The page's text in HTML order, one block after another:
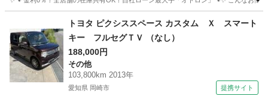
ヴェルファイア 車両
トヨタ ピクシススペース カスタム Ｘ スマート
キー フルセグＴＶ （なし）
188,000円
その他
103,800km 2013年
愛知県 岡崎市 提携サイト